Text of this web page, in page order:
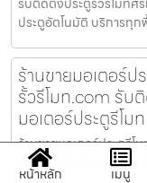
ประตูอัตโนมัติ บริการทุ
ร้านขายมอเตอร์
รั้วรีโมท.com รับ
มอเตอร์ประตูรีโม
ร้านขายมอเตอร์ประตูรี
ตั้งประตูรีโมท และ จำหน่
หน้าหลัก เมนู